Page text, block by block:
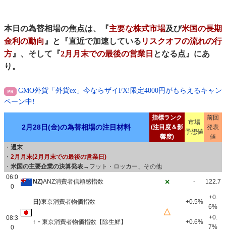
本日の為替相場の焦点は、『主要な株式市場及び米国の長期
金利の動向』と『直近で加速している リスクオフの流れの行
方』、そして『2月月末での最後の営業日 となる点』にあ
り。
GMO外貨「外貨ex」今ならザイFX!限定4000円がもらえるキャン
ペーン中!
2月28日(金)の為替相場の注目材料
指標ランク
(注目度＆影
響度)
市場
予想値
前回
発表
値
・ 週末
・ 2月月末(2月月末での最後の営業日)
・ 米国の主要企業の決算発表→フット・ロッカー、その他
06:0
0
NZ)ANZ消費者信頼感指数 × - 122.7
08:3
0
日)東京消費者物価指数
△
+0.5%
+0.
6%
↑・ 東京消費者物価指数【除生鮮】 +0.6%
+0.
7%